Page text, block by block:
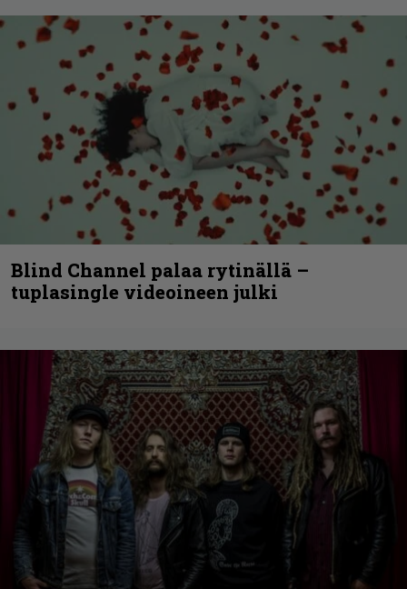
Blind Channel palaa rytinällä –
tuplasingle videoineen julki